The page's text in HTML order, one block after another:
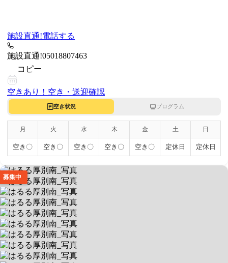
施設直通!電話する
施設直通!05018807463
コピー
空きあり！ 空き・送迎確認
空き状況 プログラム
月 火 水 木 金 土 日
空き〇 空き〇 空き〇 空き〇 空き〇 定休日 定休日
募集中
はるる厚別南